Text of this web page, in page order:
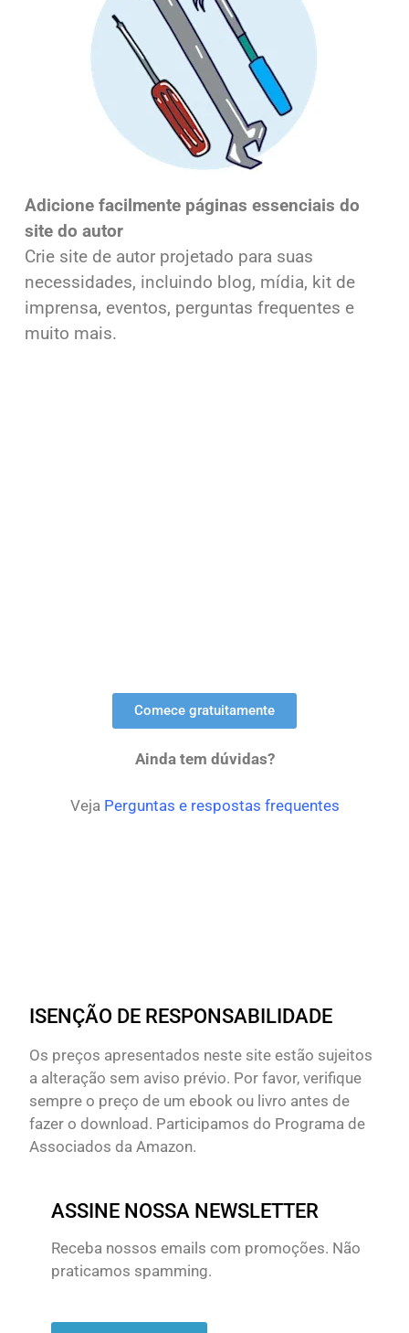
Adicione facilmente páginas essenciais do
site do autor
Crie site de autor projetado para suas
necessidades, incluindo blog, mídia, kit de
imprensa, eventos, perguntas frequentes e
muito mais.
Comece gratuitamente
Ainda tem dúvidas?
Veja Perguntas e respostas frequentes
ISENÇÃO DE RESPONSABILIDADE
Os preços apresentados neste site estão sujeitos
a alteração sem aviso prévio. Por favor, verifique
sempre o preço de um ebook ou livro antes de
fazer o download. Participamos do Programa de
Associados da Amazon.
ASSINE NOSSA NEWSLETTER
Receba nossos emails com promoções. Não
praticamos spamming.